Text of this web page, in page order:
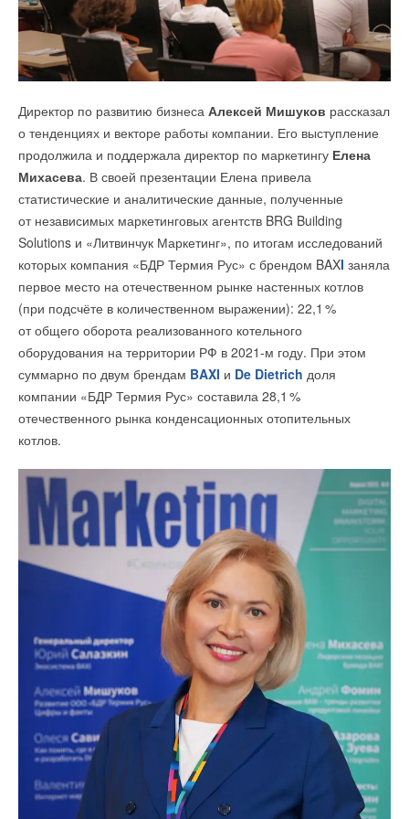
Директор по развитию бизнеса Алексей Мишуков рассказал
о тенденциях и векторе работы компании. Его выступление
продолжила и поддержала директор по маркетингу Елена
Михасева. В своей презентации Елена привела
статистические и аналитические данные, полученные
от независимых маркетинговых агентств BRG Building
Solutions и «Литвинчук Маркетинг», по итогам исследований
которых компания «БДР Термия Рус» с брендом BAXI заняла
первое место на отечественном рынке настенных котлов
(при подсчёте в количественном выражении): 22,1%
от общего оборота реализованного котельного
оборудования на территории РФ в 2021-м году. При этом
суммарно по двум брендам BAXI и De Dietrich доля
компании «БДР Термия Рус» составила 28,1%
отечественного рынка конденсационных отопительных
котлов.
→
Германия подключила более 1 ГВт морской
ветроэнергетики за полгода
НОВОСТИ СОК 22 ИЮЛЯ 2026
Уведомления отключены
В этой теме еще нет комментариев
Добавить комментарий
Ваше имя *
Ваш E-mail *
Добавить комментарий
Ваше имя *
Ваш E-mail *
НОВОСТИ СОК 25 СЕНТЯБРЯ 2023
→
РАВИ объединяет все технологии безуглеродной
энергетики
НОВОСТИ СОК 25 АВГУСТА 2023
→ Технологический тур на строящуюся ВЭС
НОВОСТИ СОК 5 ИЮНЯ 2023
ассоциации ветроиндустрии
→ Кольская ВЭС - чистая энергия Арктики
НОВОСТИ СОК 15 МАЯ 2023
От импортозамещения к технологическому лидерству:
уроки прошлого и вызовы настоящего времени
НОВОСТИ СОК 27 АПРЕЛЯ 2023
РАВИ предлагает отменить результаты отбора ДПМ
ВИЭ-2022 в части ветроэнергетики
НОВОСТИ СОК 11 АПРЕЛЯ 2023
Уведомления отключены
Комментарии
Добавить комментарий
Ваше имя *
Текст комментария